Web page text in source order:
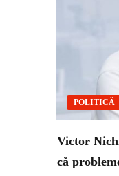
POLITICĂ
Victor
că